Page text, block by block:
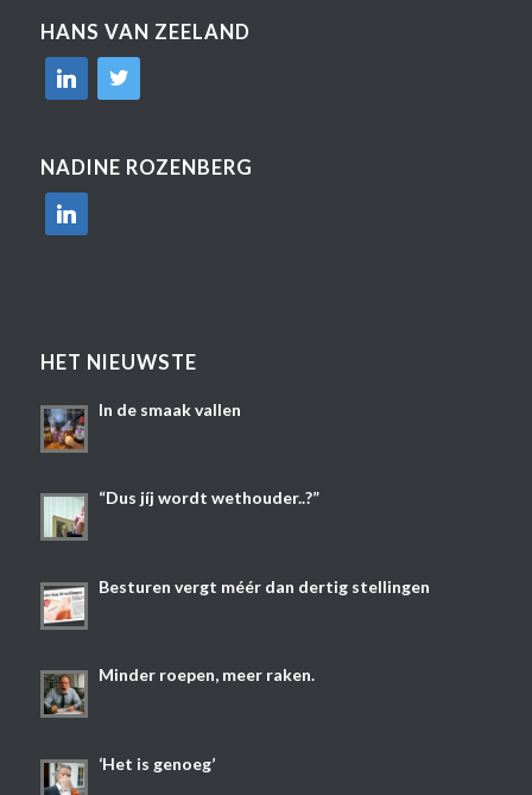
HANS VAN ZEELAND
linkedin
twitter
NADINE ROZENBERG
linkedin
HET NIEUWSTE
In de smaak vallen
“Dus jíj wordt wethouder..?”
Besturen vergt méér dan dertig stellingen
Minder roepen, meer raken.
‘Het is genoeg’